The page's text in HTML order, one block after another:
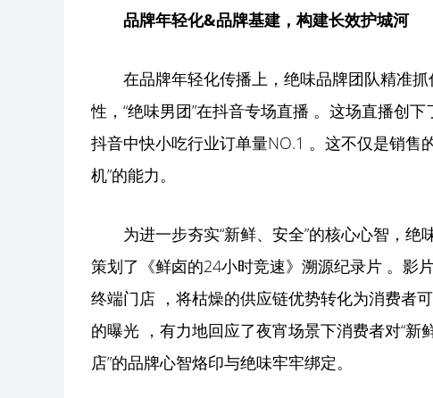
品牌年轻化&品牌基建 ，构建长效护城河
在品牌年轻化传播上，绝味品牌团队精准
性，“绝味男团”在抖音专场直播 。这场直播创
抖音中快小吃行业订单量NO.1 。这不仅是销售
机”的能力。
为进一步夯实“新鲜、安全”的核心心智，绝
策划了《鲜卤的24小时竞速》溯源纪录片 。影
终端门店 ，将枯燥的供应链优势转化为消费者
的曝光 ，有力地回应了夜宵场景下消费者对“新
店”的品牌心智烙印与绝味牢牢绑定。